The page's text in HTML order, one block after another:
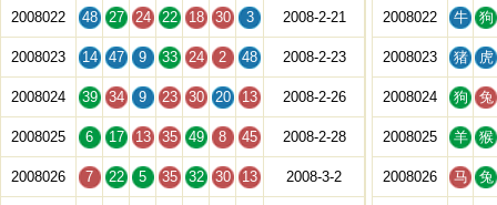
2008022 48 27 24 22 18 30 3 2008-2-21
2008023 14 47 9 33 24 2 48 2008-2-23
2008024 39 34 9 23 30 20 13 2008-2-26
2008025 6 17 13 35 49 8 45 2008-2-28
2008026 7 22 5 35 32 30 13 2008-3-2
2008022 牛 狗
2008023 猪 虎
2008024 狗 兔
2008025 羊 猴
2008026 马 兔